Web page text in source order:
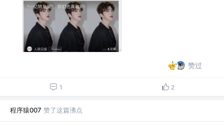
赞过
1 2
程序猿007 赞了这篇沸点